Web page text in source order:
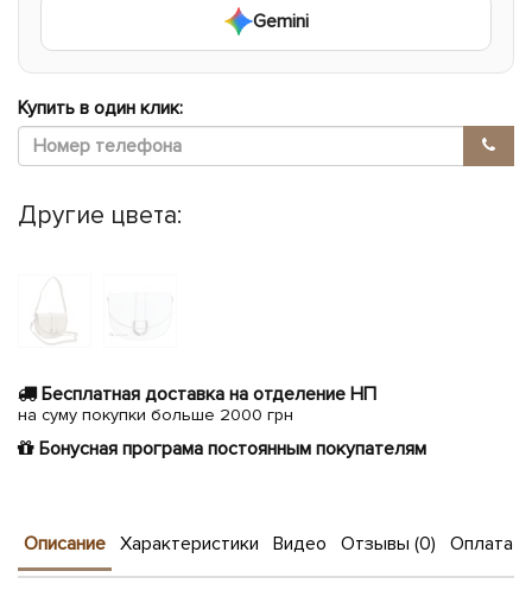
Gemini
Купить в один клик:
Другие цвета:
Бесплатная доставка на отделение НП
на суму покупки больше 2000 грн
Бонусная програма постоянным покупателям
Описание Характеристики Видео Отзывы (0) Оплата и